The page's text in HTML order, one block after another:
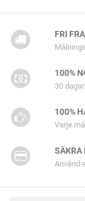
FRI
100%
30
100%
Varje
SÄKRA
Använd